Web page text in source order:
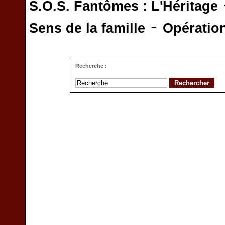
S.O.S. Fantômes : L'Héritage
Sens de la famille -
Recherche :